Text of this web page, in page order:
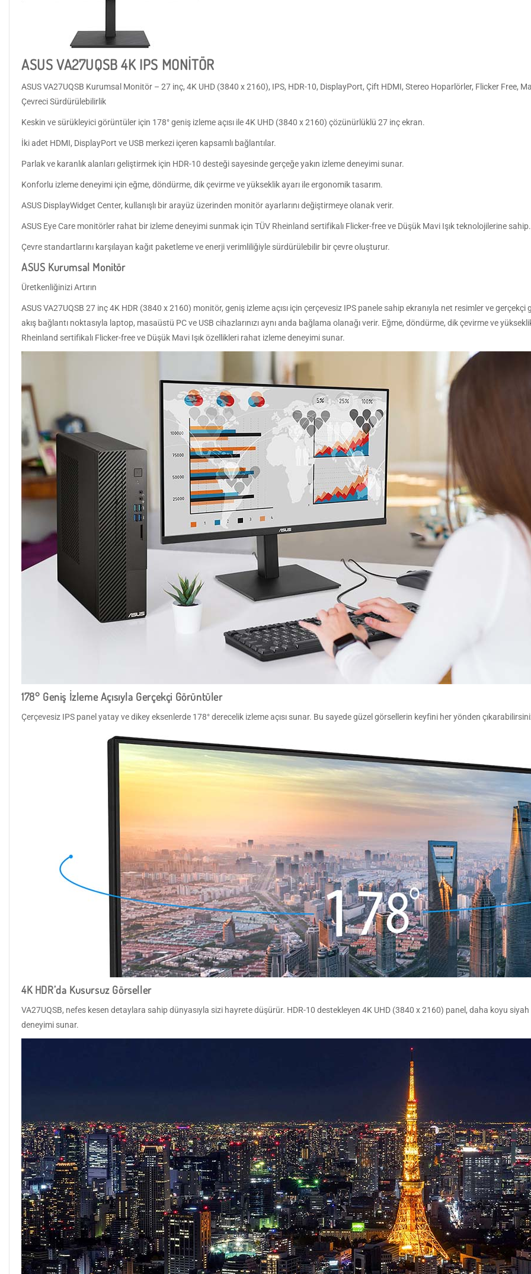
ASUS VA27UQSB 4K IPS MONİTÖR
ASUS VA27UQSB Kurumsal Monitör – 27 inç, 4K UHD (3840 x 2160), IPS, HDR-10, DisplayPort, Çift HDMI, Stereo Hoparlörler, Flicker Free,
Çevreci Sürdürülebilirlik
Keskin ve sürükleyici görüntüler için 178° geniş izleme açısı ile 4K UHD (3840 x 2160) çözünürlüklü 27 inç ekran.
İki adet HDMI, DisplayPort ve USB merkezi içeren kapsamlı bağlantılar.
Parlak ve karanlık alanları geliştirmek için HDR-10 desteği sayesinde gerçeğe yakın izleme deneyimi sunar.
Konforlu izleme deneyimi için eğme, döndürme, dik çevirme ve yükseklik ayarı ile ergonomik tasarım.
ASUS DisplayWidget Center, kullanışlı bir arayüz üzerinden monitör ayarlarını değiştirmeye olanak verir.
ASUS Eye Care monitörler rahat bir izleme deneyimi sunmak için TÜV Rheinland sertifikalı Flicker-free ve Düşük Mavi Işık teknolojilerine sahip.
Çevre standartlarını karşılayan kağıt paketleme ve enerji verimliliğiyle sürdürülebilir bir çevre oluşturur.
ASUS Kurumsal Monitör
Üretkenliğinizi Artırın
ASUS VA27UQSB 27 inç 4K HDR (3840 x 2160) monitör, geniş izleme açısı için çerçevesiz IPS panele sahip ekranıyla net resimler ve
akış bağlantı noktasıyla laptop, masaüstü PC ve USB cihazlarınızı aynı anda bağlama olanağı verir. Eğme, döndürme, dik çevirme ve
Rheinland sertifikalı Flicker-free ve Düşük Mavi Işık özellikleri rahat izleme deneyimi sunar.
178° Geniş İzleme Açısıyla Gerçekçi Görüntüler
Çerçevesiz IPS panel yatay ve dikey eksenlerde 178° derecelik izleme açısı sunar. Bu sayede güzel görsellerin keyfini her yönden
4K HDR’da Kusursuz Görseller
VA27UQSB, nefes kesen detaylara sahip dünyasıyla sizi hayrete düşürür. HDR-10 destekleyen 4K UHD (3840 x 2160) panel, daha koyu
deneyimi sunar.